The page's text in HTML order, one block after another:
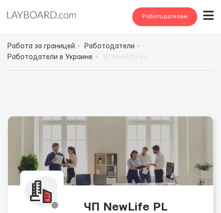
Работодателям
Работа за границей
Работодатели
Работодатели в Украине
ЧП NewLife PL